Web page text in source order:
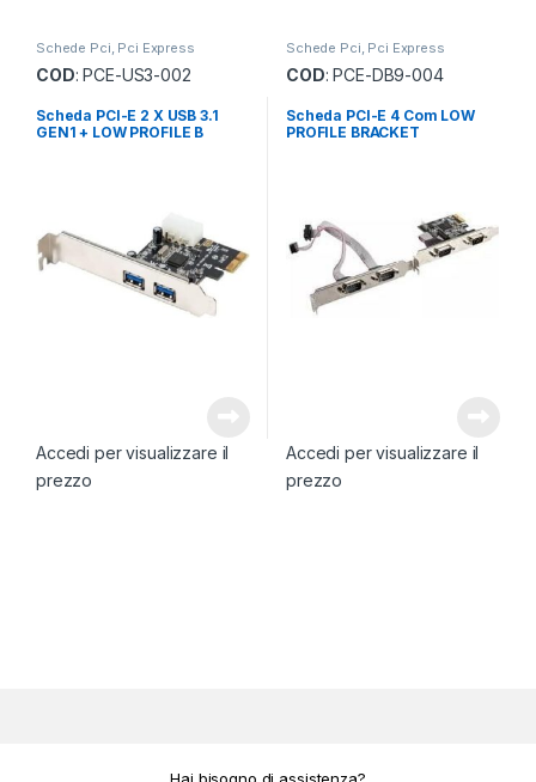
Schede Pci, Pci Express
COD: PCE-US3-002
Scheda PCI-E 2 X USB 3.1
GEN1 + LOW PROFILE B
Accedi per visualizzare il
prezzo
Schede Pci, Pci Express
COD: PCE-DB9-004
Scheda PCI-E 4 Com LOW
PROFILE BRACKET
Accedi per visualizzare il
prezzo